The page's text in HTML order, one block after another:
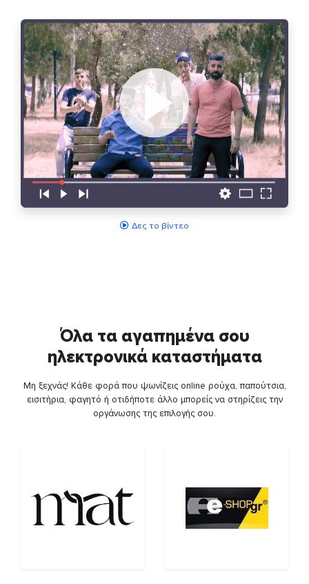
Δες το βίντεο
Όλα τα αγαπημένα σου
ηλεκτρονικά καταστήματα
Μη ξεχνάς! Κάθε φορά που ψωνίζεις online ρούχα, παπούτσια,
εισιτήρια, φαγητό ή οτιδήποτε άλλο μπορείς να στηρίζεις την
οργάνωσης της επιλογής σου.